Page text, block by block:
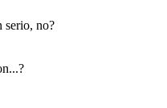
serio, no?